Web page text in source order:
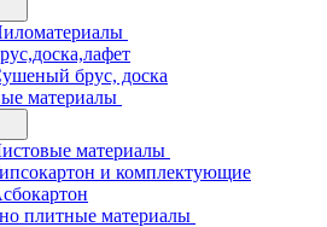
брус, доска
материалы
материалы
и комплектующие
плитные материалы